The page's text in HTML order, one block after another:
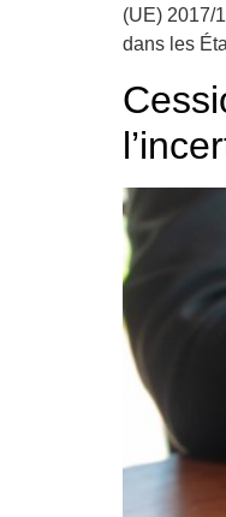
(UE) 2017/
dans les